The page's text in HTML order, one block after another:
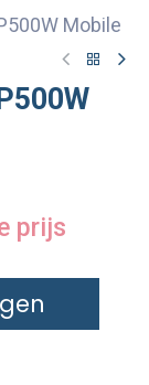
Mobile
prijs